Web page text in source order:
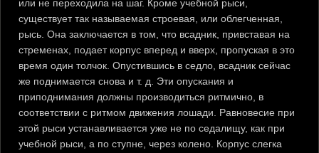
или не переходила на шаг. Кроме учебной рыси,
существует так называемая строевая, или облегченная,
рысь. Она заключается в том, что всадник, привставая на
стременах, подает корпус вперед и вверх, пропуская в это
время один толчок. Опустившись в седло, всадник сейчас
же поднимается снова и т. д. Эти опускания и
приподнимания должны производиться ритмично, в
соответствии с ритмом движения лошади. Равновесие при
этой рыси устанавливается уже не по седалищу, как при
учебной рыси, а по ступне, через колено. Корпус слегка